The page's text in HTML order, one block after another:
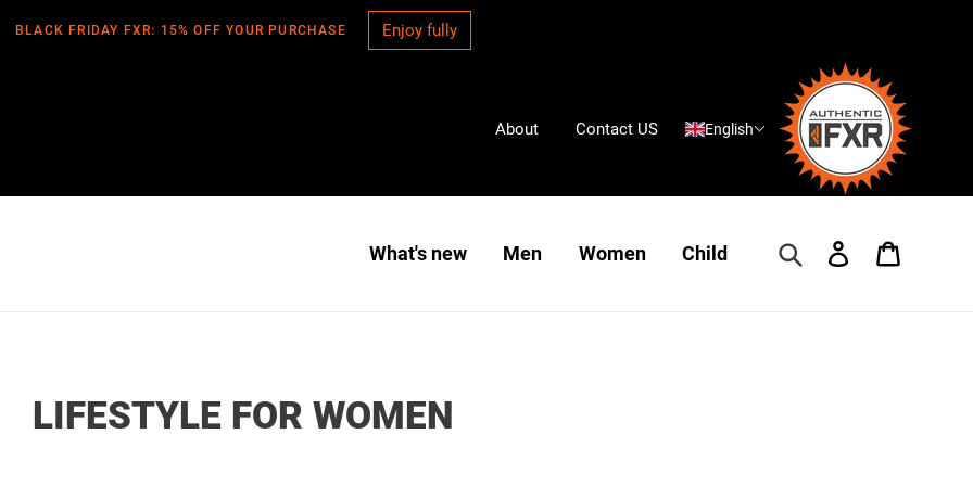
BLACK FRIDAY FXR: 15% OFF YOUR PURCHASE Enjoy fully
About Contact US English
What's new Men Women Child Search Log in
C
LIFESTYLE FOR WOMEN